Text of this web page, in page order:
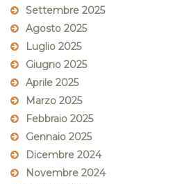
Settembre 2025
Agosto 2025
Luglio 2025
Giugno 2025
Aprile 2025
Marzo 2025
Febbraio 2025
Gennaio 2025
Dicembre 2024
Novembre 2024